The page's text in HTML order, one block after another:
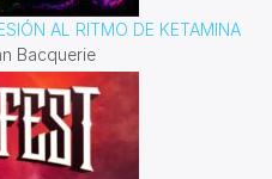
AL RITMO DE KETAMINA
Bacquerie